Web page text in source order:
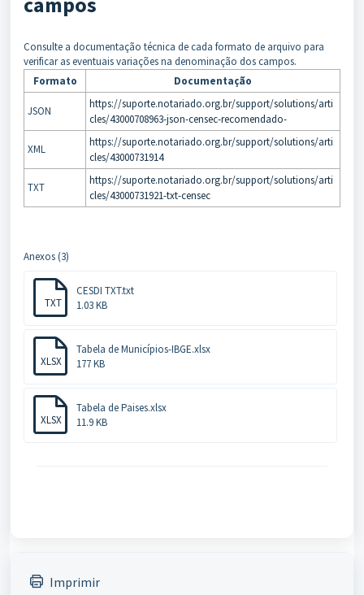
Consulte a documentação técnica de cada formato de arquivo para
verificar as eventuais variações na denominação dos campos.
Formato
Documentação
JSON
https://suporte.notariado.org.br/support/solutions/arti
cles/43000708963-json-censec-recomendado-
XML
https://suporte.notariado.org.br/support/solutions/arti
cles/43000731914
TXT
https://suporte.notariado.org.br/support/solutions/arti
cles/43000731921-txt-censec
Anexos (3)
TXT
CESDI TXT.txt
1.03 KB
XLSX
Tabela de Municípios-IBGE.xlsx
177 KB
XLSX
Tabela de Paises.xlsx
11.9 KB
Imprimir